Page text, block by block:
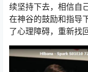
续坚持下去，相信自
在神谷的鼓励和指导
了心理障碍，重新找